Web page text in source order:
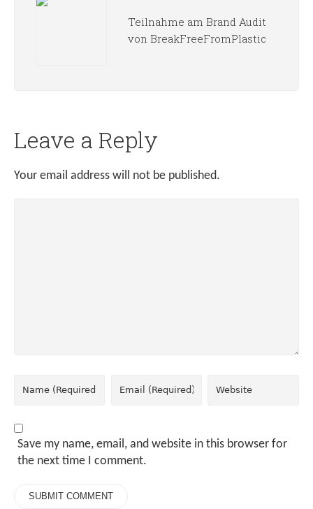
Teilnahme am Brand Audit
von BreakFreeFromPlastic
Leave a Reply
Your email address will not be published.
Save my name, email, and website in this browser for
the next time I comment.